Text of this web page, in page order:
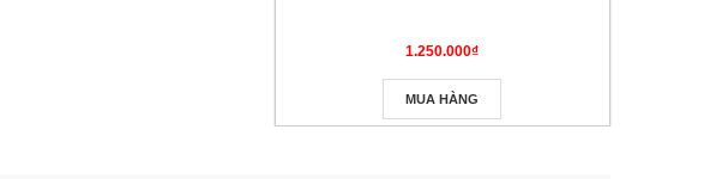
1.250.000₫
MUA HÀNG